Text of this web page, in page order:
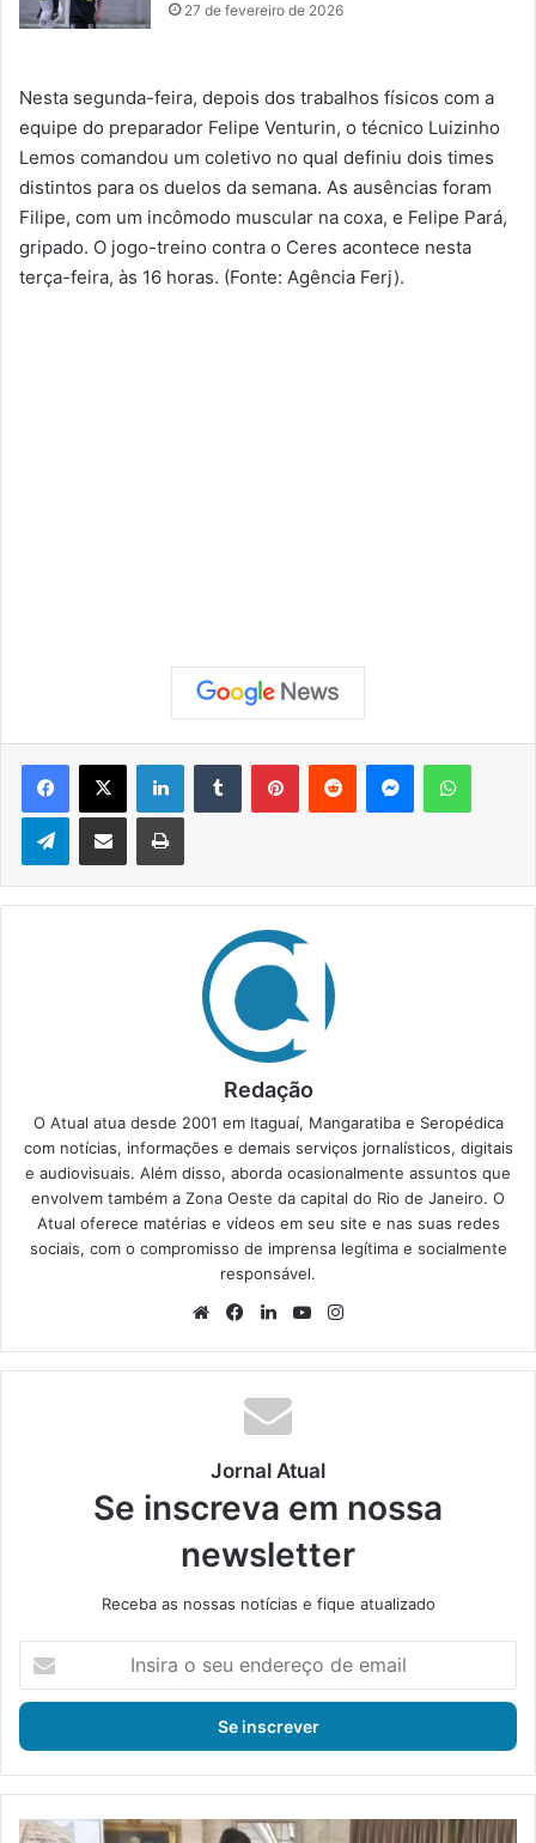
27 de fevereiro de 2026
Nesta segunda-feira, depois dos trabalhos físicos com a
equipe do preparador Felipe Venturin, o técnico Luizinho
Lemos comandou um coletivo no qual definiu dois times
distintos para os duelos da semana. As ausências foram
Filipe, com um incômodo muscular na coxa, e Felipe Pará,
gripado. O jogo-treino contra o Ceres acontece nesta
terça-feira, às 16 horas. (Fonte: Agência Ferj).
Telegram
Redação
O Atual atua desde 2001 em Itaguaí, Mangaratiba e Seropédica
com notícias, informações e demais serviços jornalísticos, digitais
e audiovisuais. Além disso, aborda ocasionalmente assuntos que
envolvem também a Zona Oeste da capital do Rio de Janeiro. O
Atual oferece matérias e vídeos em seu site e nas suas redes
sociais, com o compromisso de imprensa legítima e socialmente
responsável.
We
te
Fa
bo
ok
Lin
din
Yo
ub
ra
Jornal Atual
Se inscreva em nossa
newsletter
Receba as nossas notícias e fique atualizado
s
r
a
s
G